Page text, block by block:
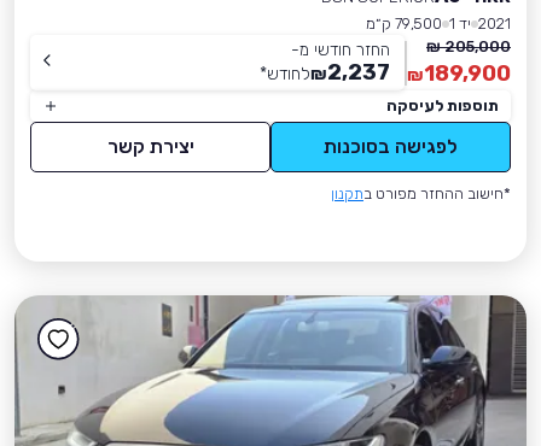
2021 יד 1
79,500 ק״מ
205,000 ₪
189,900
₪
החזר חודשי מ-
2,237
₪לחודש*
תוספות לעיסקה
לפגישה בסוכנות יצירת קשר
*חישוב ההחזר מפורט בתקנון